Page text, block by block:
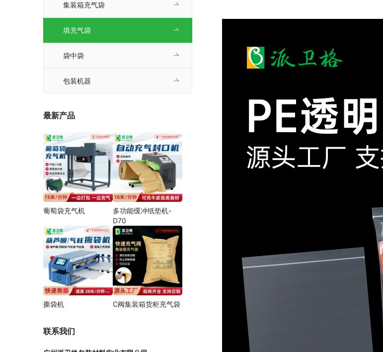
集装箱充气袋
填充气袋
袋中袋
包装机器
最新产品
葡萄袋充气机
多功能缓冲纸垫机-
D70
撕袋机 C阀集装箱货柜充气袋
联系我们